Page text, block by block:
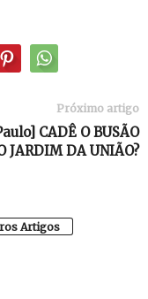
Próximo artigo
CADÊ O BUSÃO
JARDIM DA UNIÃO?
Artigos